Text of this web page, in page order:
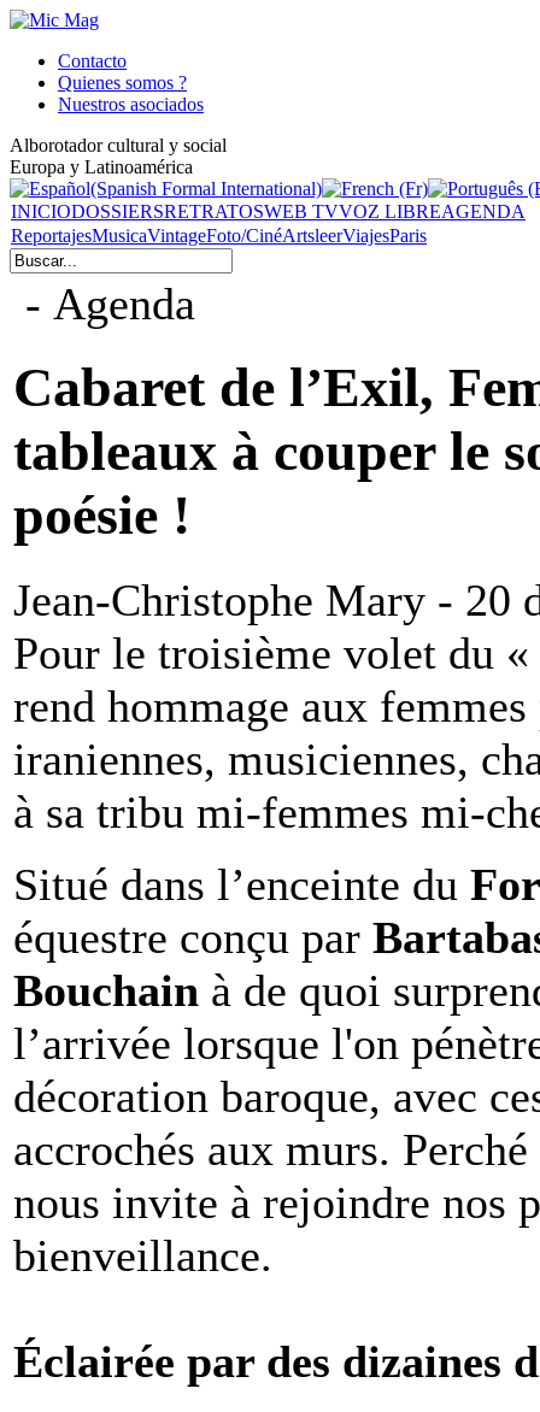
Contacto
Quienes somos ?
Nuestros asociados
Alborotador cultural y social
Europa y Latinoamérica
INICIODOSSIERSRETRATOSWEB TVVOZ LIBREAGENDA
ReportajesMusicaVintageFoto/CinéArtsleerViajesParis
- Agenda
Cabaret de l’Exil,
tableaux à couper le
poésie !
Jean-Christophe Mary - 20
Pour le troisième volet du
rend hommage aux
iraniennes, musiciennes,
à sa tribu mi-femmes mi-
Situé dans l’enceinte du
équestre conçu par
Bouchain à de quoi
l’arrivée lorsque l'on
décoration baroque, avec
accrochés aux murs.
nous invite à rejoindre nos
bienveillance.
Éclairée par des dizaines